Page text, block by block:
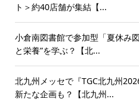
ト＞約40店舗が集結【...
小倉南図書館で参加型「夏休み
と栄養”を学ぶ？【北...
北九州メッセで『TGC北九州
新たな企画も？【北九州...